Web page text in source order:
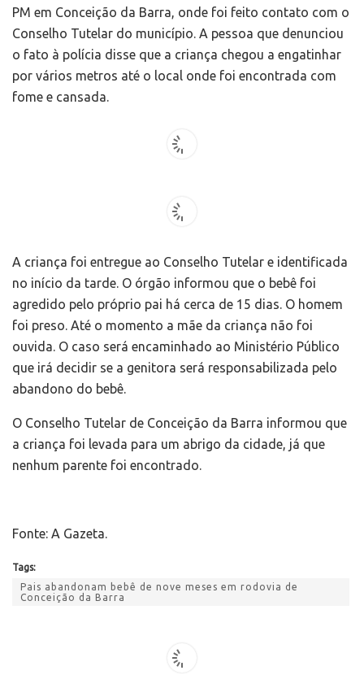
PM em Conceição da Barra, onde foi feito contato com o
Conselho Tutelar do município. A pessoa que denunciou
o fato à polícia disse que a criança chegou a engatinhar
por vários metros até o local onde foi encontrada com
fome e cansada.
A criança foi entregue ao Conselho Tutelar e identificada
no início da tarde. O órgão informou que o bebê foi
agredido pelo próprio pai há cerca de 15 dias. O homem
foi preso. Até o momento a mãe da criança não foi
ouvida. O caso será encaminhado ao Ministério Público
que irá decidir se a genitora será responsabilizada pelo
abandono do bebê.
O Conselho Tutelar de Conceição da Barra informou que
a criança foi levada para um abrigo da cidade, já que
nenhum parente foi encontrado.
Fonte: A Gazeta.
Tags:
Pais abandonam bebê de nove meses em rodovia de
Conceição da Barra